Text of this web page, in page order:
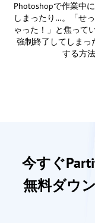
Photoshopで作業中
しまったり…。「せ
ゃった！」と焦って
強制終了してしまっ
する方
今すぐ
無料ダウ